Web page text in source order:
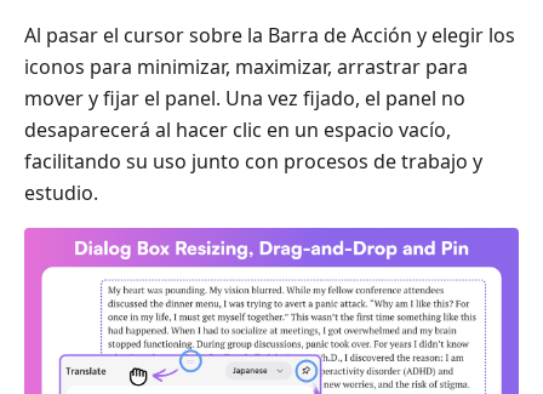
Al pasar el cursor sobre la Barra de Acción y elegir los
iconos para minimizar, maximizar, arrastrar para
mover y fijar el panel. Una vez fijado, el panel no
desaparecerá al hacer clic en un espacio vacío,
facilitando su uso junto con procesos de trabajo y
estudio.